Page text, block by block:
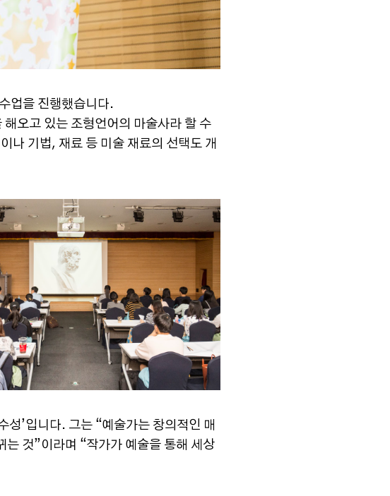
업을 진행했습니다.
오고 있는 조형언어의 마술사라 할 수
나 기법, 재료 등 미술 재료의 선택도 개
성’입니다. 그는 “예술가는 창의적인 매
것”이라며 “작가가 예술을 통해 세상